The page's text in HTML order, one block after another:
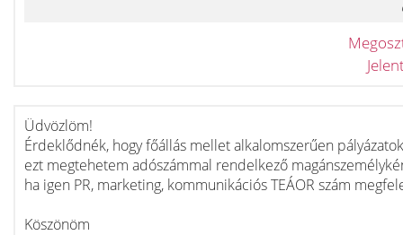
Üdvözlöm!
Érdeklődnék, hogy főállás mellet alkalomszerűen
ezt megtehetem adószámmal rendelkező
ha igen PR, marketing, kommunikációs TEÁOR szám
Köszönöm